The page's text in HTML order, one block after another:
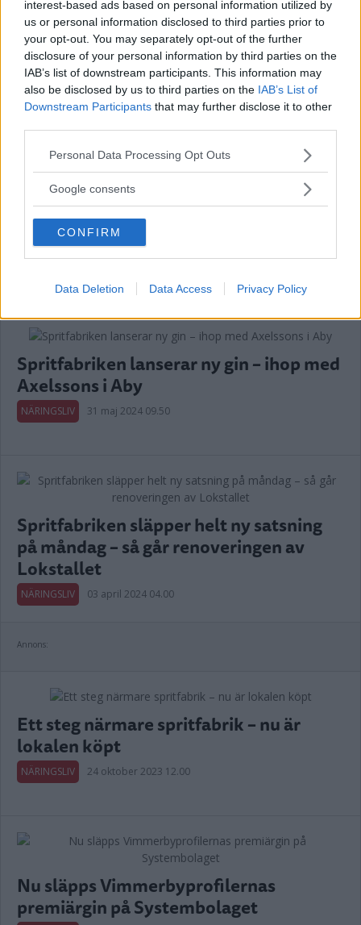
interest-based ads based on personal information utilized by
us or personal information disclosed to third parties prior to
your opt-out. You may separately opt-out of the further
disclosure of your personal information by third parties on the
IAB’s list of downstream participants. This information may
also be disclosed by us to third parties on the IAB’s List of
Downstream Participants that may further disclose it to other
Please note that this website/app uses one or more Google
not limited to your visit or usage behaviour. You may click to
use your data for below specified purposes in below Google
consent section.
Personal Data Processing Opt Outs
Google consents
CONFIRM
Data Deletion Data Access Privacy Policy
De får nämndens pris i Vimmerby
kommun
POLITIK 12 november 2024 15.18
Vimmerby Spritfabrik kammade hem
guld med nysläppt produkt
NÄRINGSLIV 28 juni 2024 21.58
Spritfabriken lanserar ny gin – ihop med
Axelssons i Aby
NÄRINGSLIV 31 maj 2024 09.50
Spritfabriken släpper helt ny satsning
på måndag – så går renoveringen av
Lokstallet
NÄRINGSLIV 03 april 2024 04.00
Annons:
Ett steg närmare spritfabrik – nu är
lokalen köpt
NÄRINGSLIV 24 oktober 2023 12.00
Nu släpps Vimmerbyprofilernas
premiärgin på Systembolaget